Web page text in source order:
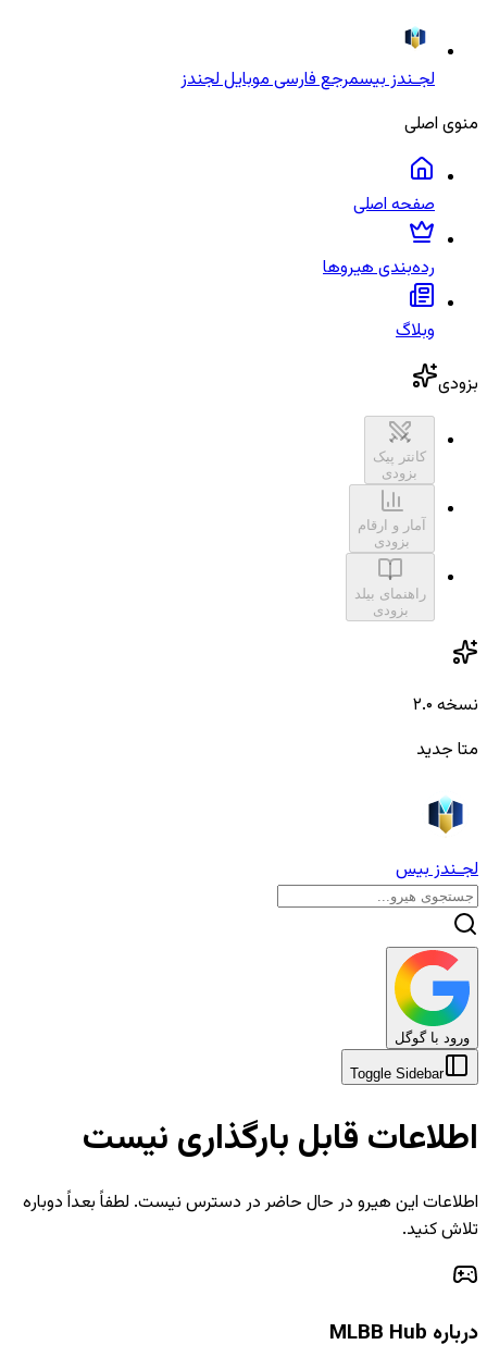
لجـندز بیسمرجع فارسی موبایل لجندز
منوی اصلی
صفحه اصلی
رده‌بندی هیروها
وبلاگ
بزودی
کانتر پیک
بزودی
آمار و ارقام
بزودی
راهنمای بیلد
بزودی
نسخه ۲.۰
متا جدید
لجـندز بیس
ورود با گوگل
Toggle Sidebar
اطلاعات قابل بارگذاری نیست
اطلاعات این هیرو در حال حاضر در دسترس نیست. لطفاً بعداً دوباره
تلاش کنید.
درباره MLBB Hub